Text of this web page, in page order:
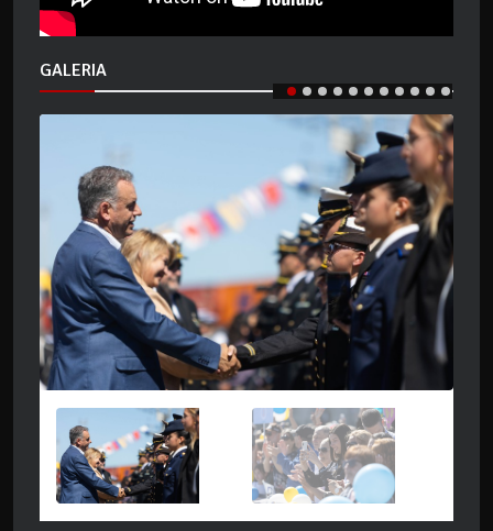
GALERIA